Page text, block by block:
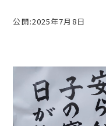
公開:2025年7月8日